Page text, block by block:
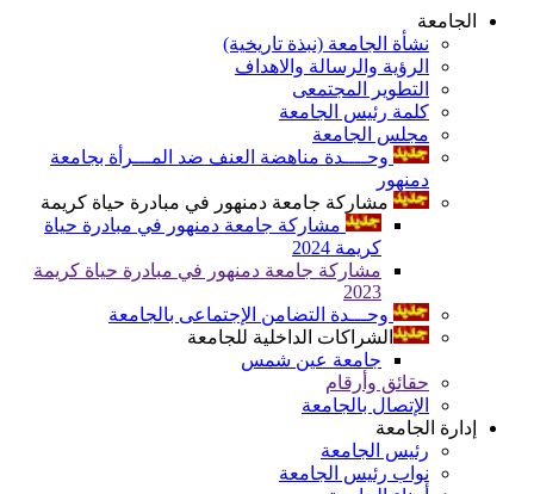
الجامعة
نشأة الجامعة (نبذة تاريخية)
الرؤية والرسالة والاهداف
التطوير المجتمعى
كلمة رئيس الجامعة
مجلس الجامعة
وحــــدة مناهضة العنف ضد المـــرأة بجامعة
دمنهور
مشاركة جامعة دمنهور في مبادرة حياة كريمة
مشاركة جامعة دمنهور في مبادرة حياة
كريمة 2024
مشاركة جامعة دمنهور في مبادرة حياة كريمة
2023
وحـــدة التضامن الإجتماعى بالجامعة
الشراكات الداخلية للجامعة
جامعة عين شمس
حقائق وأرقام
الإتصال بالجامعة
إدارة الجامعة
رئيس الجامعة
نواب رئيس الجامعة